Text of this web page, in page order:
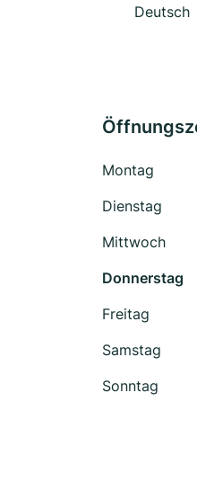
Deutsch
Montag
Dienstag
Mittwoch
Donnerstag
Freitag
Samstag
Sonntag